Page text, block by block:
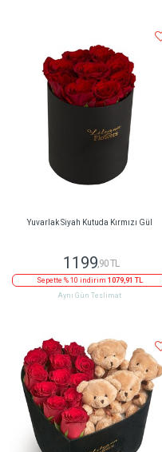
Yuvarlak Siyah Kutuda Kırmızı Gül
1199,90 TL
Sepette % 10 indirim 1079,91 TL
Aynı Gün Teslimat